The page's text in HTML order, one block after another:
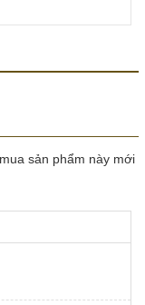
sản phẩm này mới